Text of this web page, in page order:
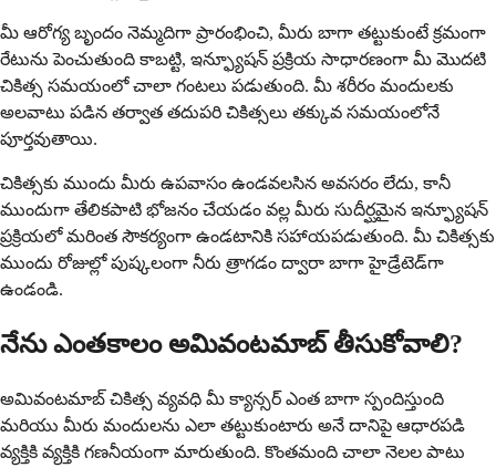
మీ ఆరోగ్య బృందం నెమ్మదిగా ప్రారంభించి, మీరు బాగా తట్టుకుంటే క్రమంగా
రేటును పెంచుతుంది కాబట్టి, ఇన్ఫ్యూషన్ ప్రక్రియ సాధారణంగా మీ మొదటి
చికిత్స సమయంలో చాలా గంటలు పడుతుంది. మీ శరీరం మందులకు
అలవాటు పడిన తర్వాత తదుపరి చికిత్సలు తక్కువ సమయంలోనే
పూర్తవుతాయి.
చికిత్సకు ముందు మీరు ఉపవాసం ఉండవలసిన అవసరం లేదు, కానీ
ముందుగా తేలికపాటి భోజనం చేయడం వల్ల మీరు సుదీర్ఘమైన ఇన్ఫ్యూషన్
ప్రక్రియలో మరింత సౌకర్యంగా ఉండటానికి సహాయపడుతుంది. మీ చికిత్సకు
ముందు రోజుల్లో పుష్కలంగా నీరు త్రాగడం ద్వారా బాగా హైడ్రేటెడ్‌గా
ఉండండి.
నేను ఎంతకాలం అమివంటమాబ్ తీసుకోవాలి?
అమివంటమాబ్ చికిత్స వ్యవధి మీ క్యాన్సర్ ఎంత బాగా స్పందిస్తుంది
మరియు మీరు మందులను ఎలా తట్టుకుంటారు అనే దానిపై ఆధారపడి
వ్యక్తికి వ్యక్తికి గణనీయంగా మారుతుంది. కొంతమంది చాలా నెలల పాటు